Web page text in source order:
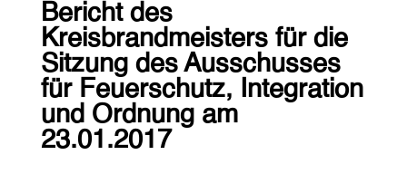
Bericht des
Kreisbrandmeisters für die
Sitzung des Ausschusses
für Feuerschutz, Integration
und Ordnung am
23.01.2017